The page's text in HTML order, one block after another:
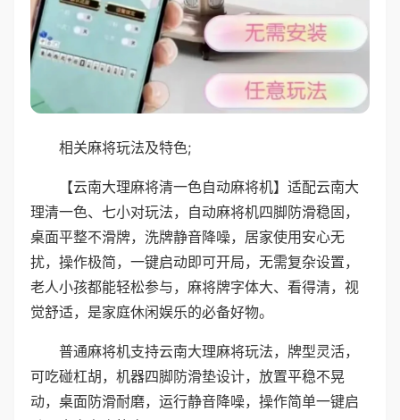
相关麻将玩法及特色;
【云南大理麻将清一色自动麻将机】适配云南大
理清一色、七小对玩法，自动麻将机四脚防滑稳固，
桌面平整不滑牌，洗牌静音降噪，居家使用安心无
扰，操作极简，一键启动即可开局，无需复杂设置，
老人小孩都能轻松参与，麻将牌字体大、看得清，视
觉舒适，是家庭休闲娱乐的必备好物。
普通麻将机支持云南大理麻将玩法，牌型灵活，
可吃碰杠胡，机器四脚防滑垫设计，放置平稳不晃
动，桌面防滑耐磨，运行静音降噪，操作简单一键启